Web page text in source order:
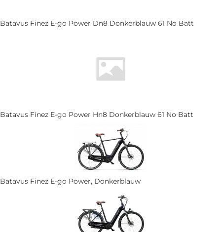
Batavus Finez E-go Power Dn8 Donkerblauw 61 No Batt
Batavus Finez E-go Power Hn8 Donkerblauw 61 No Batt
Batavus Finez E-go Power, Donkerblauw